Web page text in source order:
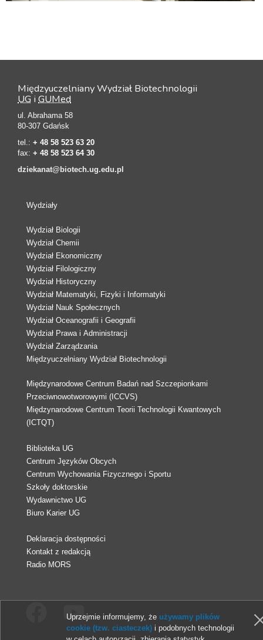
Międzyuczelniany Wydział Biotechnologii
UG i GUMed
ul. Abrahama 58
80-307 Gdańsk
tel.: + 48 58 523 63 20
fax: + 48 58 523 64 30
dziekanat@biotech.ug.edu.pl
Wydziały
Wydział Biologii
Wydział Chemii
Wydział Ekonomiczny
Wydział Filologiczny
Wydział Historyczny
Wydział Matematyki, Fizyki i Informatyki
Wydział Nauk Społecznych
Wydział Oceanografii i Geografii
Wydział Prawa i Administracji
Wydział Zarządzania
Międzyuczelniany Wydział Biotechnologii
Międzynarodowe Centrum Badań nad Szczepionkami
Przeciwnowotworowymi (ICCVS)
Międzynarodowe Centrum Teorii Technologii Kwantowych
(ICTQT)
Biblioteka UG
Centrum Języków Obcych
Centrum Wychowania Fizycznego i Sportu
Szkoły doktorskie
Wydawnictwo UG
Biuro Karier UG
Deklaracja dostępności
Kontakt z redakcją
Radio MORS
Uprzejmie informujemy, że używamy plików
cookie (tzw. ciasteczek) i podobnych technologii